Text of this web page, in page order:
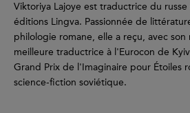
Viktoriya Lajoye est traductrice du
éditions Lingva. Passionnée de
philologie romane, elle a reçu, avec
meilleure traductrice à l'Eurocon de
Grand Prix de l'Imaginaire pour Étoiles
science-fiction soviétique.